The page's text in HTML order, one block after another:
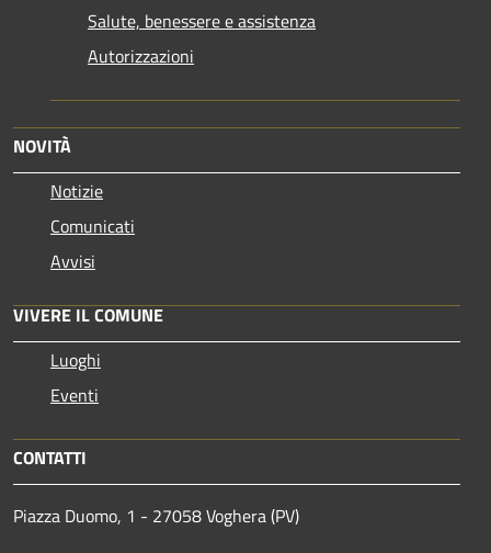
Salute, benessere e assistenza
Autorizzazioni
NOVITÀ
Notizie
Comunicati
Avvisi
VIVERE IL COMUNE
Luoghi
Eventi
CONTATTI
Piazza Duomo, 1 - 27058 Voghera (PV)